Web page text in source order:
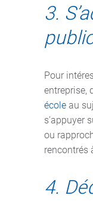
3.
Pour
entreprise,
école au
s’appuyer
ou
rencontrés
4.